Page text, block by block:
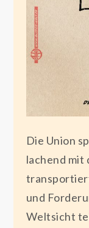
Die Union
lachend mit
und
Weltsicht